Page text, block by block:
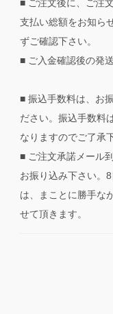
■ ご注文後に、ご注
支払い総額をお知ら
ずご確認下さい。
■ ご入金確認後の発
■ 振込手数料は、お
ださい。振込手数料
なりますのでご了承
■ ご注文承諾メール
お振り込み下さい。
は、まことに勝手な
せて頂きます。